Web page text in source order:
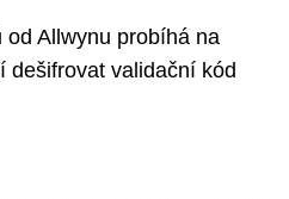
Allwynu probíhá na
dešifrovat validační kód